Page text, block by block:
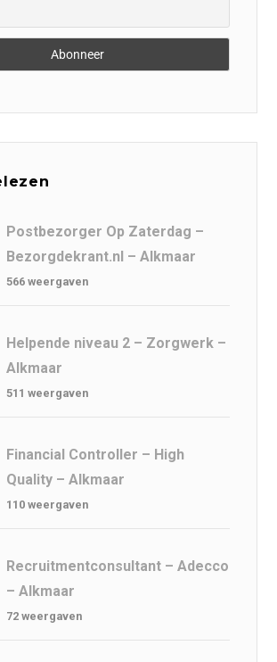
Postbezorger Op Zaterdag –
Bezorgdekrant.nl – Alkmaar
566 weergaven
Helpende niveau 2 – Zorgwerk –
Alkmaar
511 weergaven
Financial Controller – High
Quality – Alkmaar
110 weergaven
Recruitmentconsultant – Adecco
– Alkmaar
72 weergaven